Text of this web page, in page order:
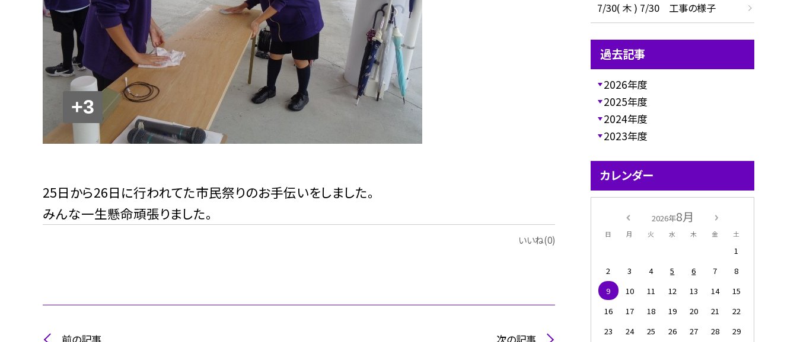
+3
25日から26日に行われてた市民祭りのお手伝いをしました。
みんな一生懸命頑張りました。
いいね(0)
7/30( 木 ) 7/30 工事の様子
過去記事
2026年度
2025年度
2024年度
2023年度
カレンダー
2026年8月
日 月 火 水 木 金 土
1
2
3 4 5 6 7
8
9
10 11 12 13 14
15
16
17 18 19 20 21
22
23
24 25 26 27 28
29